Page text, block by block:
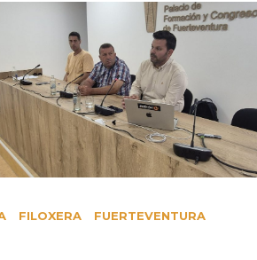
FILOXERA
FUERTEVENTURA